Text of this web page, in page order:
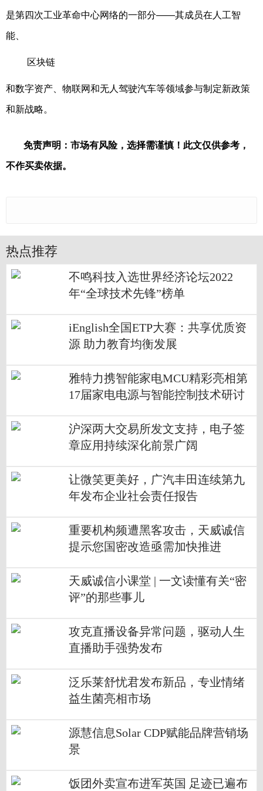
是第四次工业革命中心网络的一部分——其成员在人工智
能、
区块链
和数字资产、物联网和无人驾驶汽车等领域参与制定新政策
和新战略。
免责声明：市场有风险，选择需谨慎！此文仅供参考，
不作买卖依据。
热点推荐
不鸣科技入选世界经济论坛2022
年“全球技术先锋”榜单
iEnglish全国ETP大赛：共享优质资
源 助力教育均衡发展
雅特力携智能家电MCU精彩亮相第
17届家电电源与智能控制技术研讨
沪深两大交易所发文支持，电子签
章应用持续深化前景广阔
让微笑更美好，广汽丰田连续第九
年发布企业社会责任报告
重要机构频遭黑客攻击，天威诚信
提示您国密改造亟需加快推进
天威诚信小课堂 | 一文读懂有关“密
评”的那些事儿
攻克直播设备异常问题，驱动人生
直播助手强势发布
泛乐莱舒忧君发布新品，专业情绪
益生菌亮相市场
源慧信息Solar CDP赋能品牌营销场
景
饭团外卖宣布进军英国 足迹已遍布